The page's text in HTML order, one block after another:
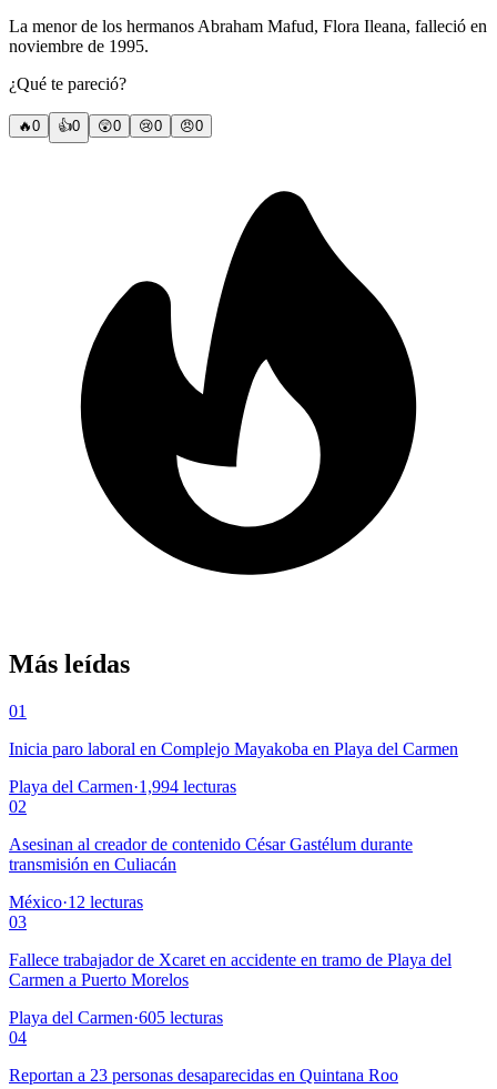
La menor de los hermanos Abraham Mafud, Flora Ileana, falleció en
noviembre de 1995.
¿Qué te pareció?
🔥0 👍0 😲0 😢0 😠0
Más leídas
01
Inicia paro laboral en Complejo Mayakoba en Playa del Carmen
Playa del Carmen·1,994 lecturas
02
Asesinan al creador de contenido César Gastélum durante
transmisión en Culiacán
México·12 lecturas
03
Fallece trabajador de Xcaret en accidente en tramo de Playa del
Carmen a Puerto Morelos
Playa del Carmen·605 lecturas
04
Reportan a 23 personas desaparecidas en Quintana Roo